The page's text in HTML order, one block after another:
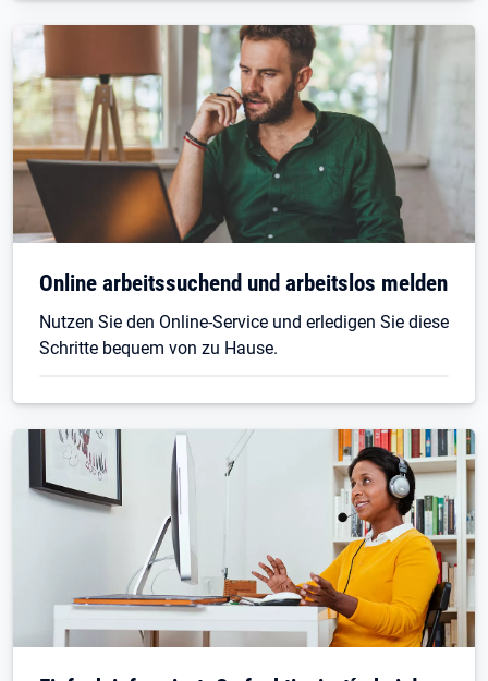
Online arbeitssuchend und arbeitslos melden
Nutzen Sie den Online-Service und erledigen Sie diese
Schritte bequem von zu Hause.